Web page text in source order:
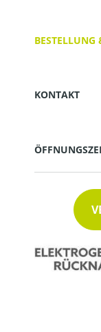
BESTELLUNG
KONTAKT